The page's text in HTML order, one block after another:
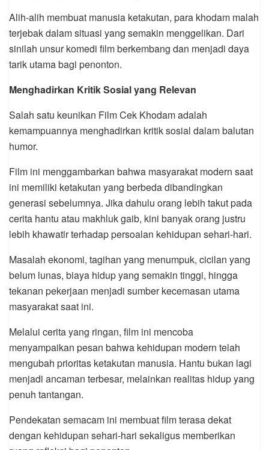
Alih-alih membuat manusia ketakutan, para khodam malah
terjebak dalam situasi yang semakin menggelikan. Dari
sinilah unsur komedi film berkembang dan menjadi daya
tarik utama bagi penonton.
Menghadirkan Kritik Sosial yang Relevan
Salah satu keunikan Film Cek Khodam adalah
kemampuannya menghadirkan kritik sosial dalam balutan
humor.
Film ini menggambarkan bahwa masyarakat modern saat
ini memiliki ketakutan yang berbeda dibandingkan
generasi sebelumnya. Jika dahulu orang lebih takut pada
cerita hantu atau makhluk gaib, kini banyak orang justru
lebih khawatir terhadap persoalan kehidupan sehari-hari.
Masalah ekonomi, tagihan yang menumpuk, cicilan yang
belum lunas, biaya hidup yang semakin tinggi, hingga
tekanan pekerjaan menjadi sumber kecemasan utama
masyarakat saat ini.
Melalui cerita yang ringan, film ini mencoba
menyampaikan pesan bahwa kehidupan modern telah
mengubah prioritas ketakutan manusia. Hantu bukan lagi
menjadi ancaman terbesar, melainkan realitas hidup yang
penuh tantangan.
Pendekatan semacam ini membuat film terasa dekat
dengan kehidupan sehari-hari sekaligus memberikan